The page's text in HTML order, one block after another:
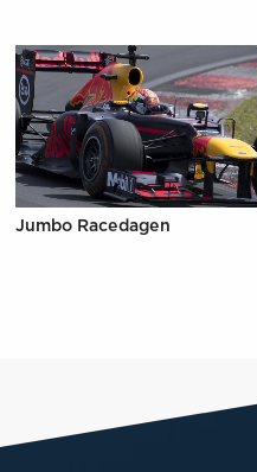
Jumbo Racedagen